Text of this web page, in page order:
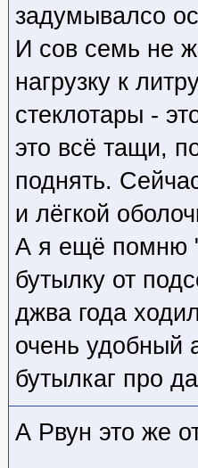
задумывалсо
И сов семь не
нагрузку к
стеклотары -
это всё тащи,
поднять.
и лёгкой
А я ещё помню
бутылку от
джва года
очень удобный
бутылкаг про
А Рвун это же